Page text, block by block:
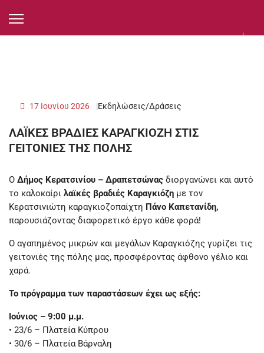
Εκδηλώσεις/Δράσεις
17 Ιουνίου 2026
ΛΑΪΚΕΣ ΒΡΑΔΙΕΣ ΚΑΡΑΓΚΙΟΖΗ ΣΤΙΣ
ΓΕΙΤΟΝΙΕΣ ΤΗΣ ΠΟΛΗΣ
Ο Δήμος Κερατσινίου – Δραπετσώνας διοργανώνει και αυτό
το καλοκαίρι λαϊκές βραδιές Καραγκιόζη με τον
Κερατσινιώτη καραγκιοζοπαίχτη Πάνο Καπετανίδη,
παρουσιάζοντας διαφορετικό έργο κάθε φορά!
Ο αγαπημένος μικρών και μεγάλων Καραγκιόζης γυρίζει τις
γειτονιές της πόλης μας, προσφέροντας άφθονο γέλιο και
χαρά.
Το πρόγραμμα των παραστάσεων έχει ως εξής:
Ιούνιος – 9:00 μ.μ.
• 23/6 – Πλατεία Κύπρου
• 30/6 – Πλατεία Βάρναλη